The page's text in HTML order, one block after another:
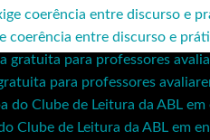
coerência entre discurso e
para professores
Clube de Leitura da ABL em